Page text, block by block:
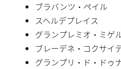
ブラバンツ・ペイル
スヘルデプレイス
グランプレミオ・ミゲ
ブレーデネ・コクサイ
グランプリ・ド・ドゥ